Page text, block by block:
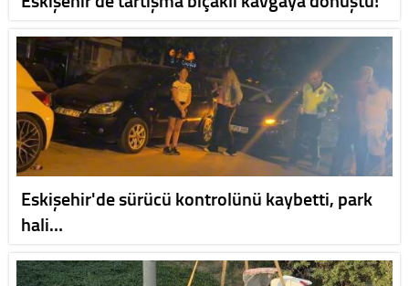
Eskişehir'de sürücü kontrolünü kaybetti, park
hali…